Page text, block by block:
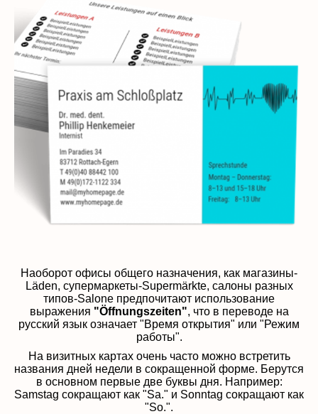
Наоборот офисы общего назначения, как магазины-
Läden, супермаркеты-Supermärkte, салоны разных
типов-Salone предпочитают использование
выражения "Öffnungszeiten", что в переводе на
русский язык означает "Время открытия" или "Режим
работы".
На визитных картах очень часто можно встретить
названия дней недели в сокращенной форме. Берутся
в основном первые две буквы дня. Например:
Samstag сокращают как "Sa." и Sonntag сокращают как
"So.".